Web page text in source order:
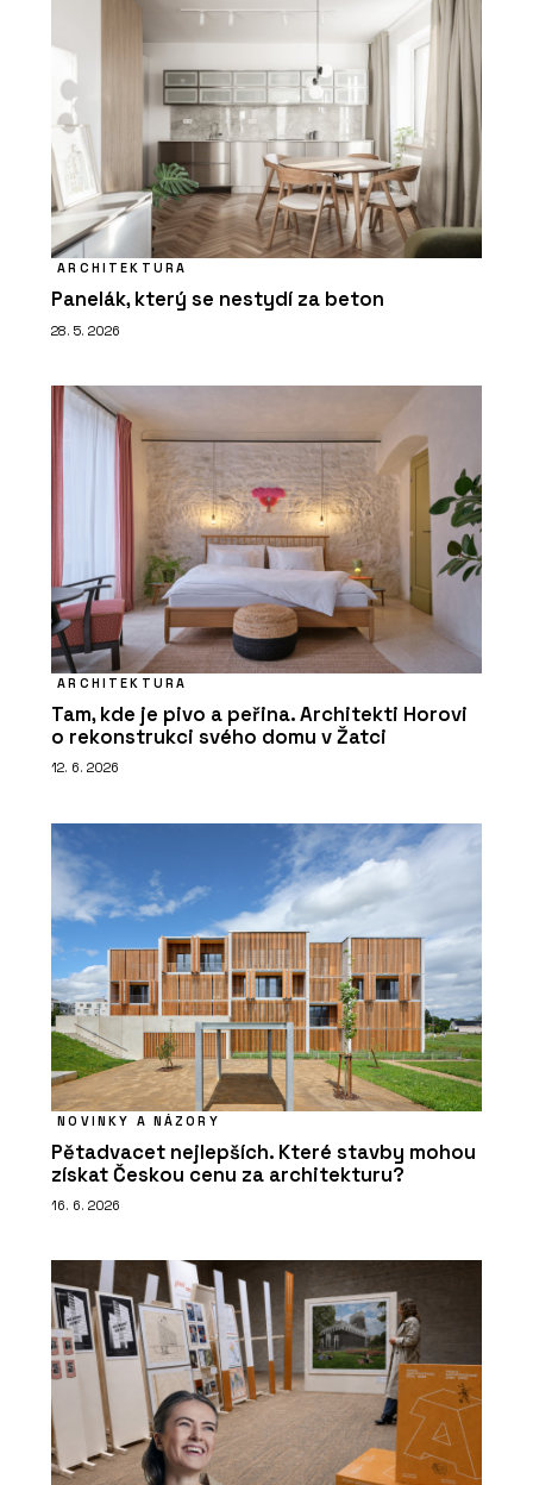
ARCHITEKTURA
Panelák, který se nestydí za beton
28. 5. 2026
ARCHITEKTURA
Tam, kde je pivo a peřina. Architekti Horovi
o rekonstrukci svého domu v Žatci
12. 6. 2026
NOVINKY A NÁZORY
Pětadvacet nejlepších. Které stavby mohou
získat Českou cenu za architekturu?
16. 6. 2026